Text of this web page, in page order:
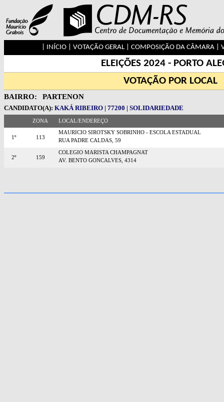
INÍCIO| VOTAÇÃO GERAL| COMPOSIÇÃO DA CÂMARA|
ELEIÇÕES 2024 - PORTO
VOTAÇÃO POR LOCAL
BAIRRO: PARTENON
CANDIDATO(A): KAKÁ RIBEIRO | 77200 | SOLIDARIEDADE
ZONA LOCAL/ENDEREÇO
1º 113
MAURICIO SIROTSKY SOBRINHO - ESCOLA ESTADUAL
RUA PADRE CALDAS, 59
2º 159
COLEGIO MARISTA CHAMPAGNAT
AV. BENTO GONCALVES, 4314